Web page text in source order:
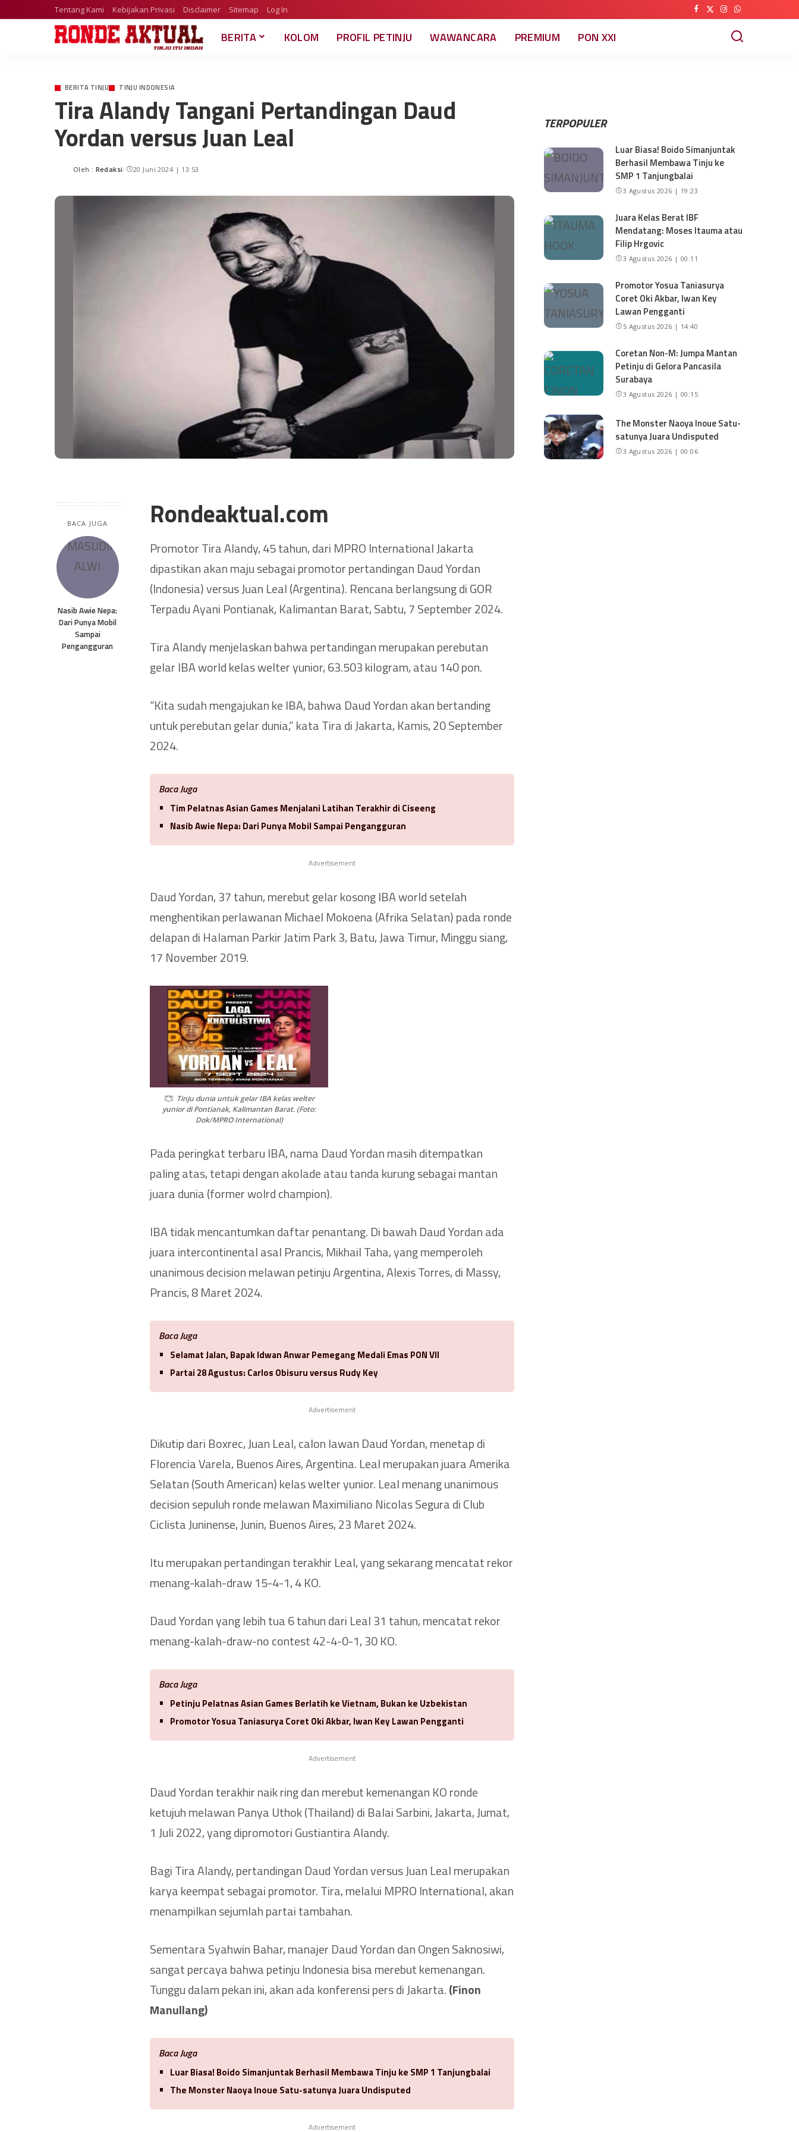
Tentang Kami Kebijakan Privasi Disclaimer Sitemap Log In
BERITA KOLOM PROFIL PETINJU WAWANCARA PREMIUM PON XXI
BERITA TINJU TINJU INDONESIA
Tira Alandy Tangani Pertandingan Daud
Yordan versus Juan Leal
Oleh : Redaksi 20 Juni 2024 | 13:53
BACA JUGA
Nasib Awie Nepa:
Dari Punya Mobil
Sampai
Pengangguran
Rondeaktual.com
Promotor Tira Alandy, 45 tahun, dari MPRO International Jakarta
dipastikan akan maju sebagai promotor pertandingan Daud Yordan
(Indonesia) versus Juan Leal (Argentina). Rencana berlangsung di GOR
Terpadu Ayani Pontianak, Kalimantan Barat, Sabtu, 7 September 2024.
Tira Alandy menjelaskan bahwa pertandingan merupakan perebutan
gelar IBA world kelas welter yunior, 63.503 kilogram, atau 140 pon.
“Kita sudah mengajukan ke IBA, bahwa Daud Yordan akan bertanding
untuk perebutan gelar dunia,” kata Tira di Jakarta, Kamis, 20 September
2024.
Baca Juga
Tim Pelatnas Asian Games Menjalani Latihan Terakhir di Ciseeng
Nasib Awie Nepa: Dari Punya Mobil Sampai Pengangguran
Advertisement
Daud Yordan, 37 tahun, merebut gelar kosong IBA world setelah
menghentikan perlawanan Michael Mokoena (Afrika Selatan) pada ronde
delapan di Halaman Parkir Jatim Park 3, Batu, Jawa Timur, Minggu siang,
17 November 2019.
Tinju dunia untuk gelar IBA kelas welter
yunior di Pontianak, Kalimantan Barat. (Foto:
Dok/MPRO International)
Pada peringkat terbaru IBA, nama Daud Yordan masih ditempatkan
paling atas, tetapi dengan akolade atau tanda kurung sebagai mantan
juara dunia (former wolrd champion).
IBA tidak mencantumkan daftar penantang. Di bawah Daud Yordan ada
juara intercontinental asal Prancis, Mikhail Taha, yang memperoleh
unanimous decision melawan petinju Argentina, Alexis Torres, di Massy,
Prancis, 8 Maret 2024.
Baca Juga
Selamat Jalan, Bapak Idwan Anwar Pemegang Medali Emas PON VII
Partai 28 Agustus: Carlos Obisuru versus Rudy Key
Advertisement
Dikutip dari Boxrec, Juan Leal, calon lawan Daud Yordan, menetap di
Florencia Varela, Buenos Aires, Argentina. Leal merupakan juara Amerika
Selatan (South American) kelas welter yunior. Leal menang unanimous
decision sepuluh ronde melawan Maximiliano Nicolas Segura di Club
Ciclista Juninense, Junin, Buenos Aires, 23 Maret 2024.
Itu merupakan pertandingan terakhir Leal, yang sekarang mencatat rekor
menang-kalah-draw 15-4-1, 4 KO.
Daud Yordan yang lebih tua 6 tahun dari Leal 31 tahun, mencatat rekor
menang-kalah-draw-no contest 42-4-0-1, 30 KO.
Baca Juga
Petinju Pelatnas Asian Games Berlatih ke Vietnam, Bukan ke Uzbekistan
Promotor Yosua Taniasurya Coret Oki Akbar, Iwan Key Lawan Pengganti
Advertisement
Daud Yordan terakhir naik ring dan merebut kemenangan KO ronde
ketujuh melawan Panya Uthok (Thailand) di Balai Sarbini, Jakarta, Jumat,
1 Juli 2022, yang dipromotori Gustiantira Alandy.
Bagi Tira Alandy, pertandingan Daud Yordan versus Juan Leal merupakan
karya keempat sebagai promotor. Tira, melalui MPRO International, akan
menampilkan sejumlah partai tambahan.
Sementara Syahwin Bahar, manajer Daud Yordan dan Ongen Saknosiwi,
sangat percaya bahwa petinju Indonesia bisa merebut kemenangan.
Tunggu dalam pekan ini, akan ada konferensi pers di Jakarta.(Finon
Manullang)
Baca Juga
Luar Biasa! Boido Simanjuntak Berhasil Membawa Tinju ke SMP 1 Tanjungbalai
The Monster Naoya Inoue Satu-satunya Juara Undisputed
Advertisement
TERPOPULER
Luar Biasa! Boido Simanjuntak
Berhasil Membawa Tinju ke
SMP 1 Tanjungbalai
3 Agustus 2026 | 19:23
Juara Kelas Berat IBF
Mendatang: Moses Itauma atau
Filip Hrgovic
3 Agustus 2026 | 00:11
Promotor Yosua Taniasurya
Coret Oki Akbar, Iwan Key
Lawan Pengganti
5 Agustus 2026 | 14:40
Coretan Non-M: Jumpa Mantan
Petinju di Gelora Pancasila
Surabaya
3 Agustus 2026 | 00:15
The Monster Naoya Inoue Satu-
satunya Juara Undisputed
3 Agustus 2026 | 00:06